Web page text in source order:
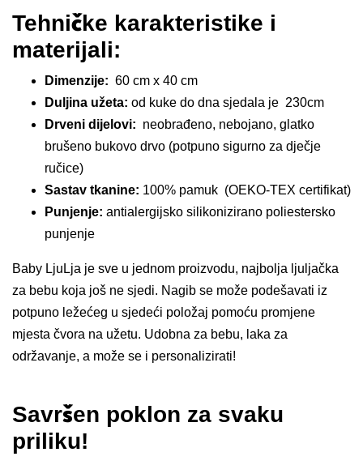
Tehničke karakteristike i
materijali:
Dimenzije: 60 cm x 40 cm
Duljina užeta: od kuke do dna sjedala je 230cm
Drveni dijelovi: neobrađeno, nebojano, glatko
brušeno bukovo drvo (potpuno sigurno za dječje
ručice)
Sastav tkanine: 100% pamuk (OEKO-TEX certifikat)
Punjenje: antialergijsko silikonizirano poliestersko
punjenje
Baby LjuLja je sve u jednom proizvodu, najbolja ljuljačka
za bebu koja još ne sjedi. Nagib se može podešavati iz
potpuno ležećeg u sjedeći položaj pomoću promjene
mjesta čvora na užetu. Udobna za bebu, laka za
održavanje, a može se i personalizirati!
Savršen poklon za svaku
priliku!